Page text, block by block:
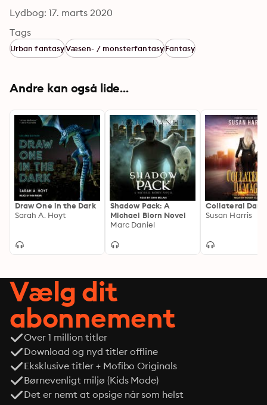
Lydbog: 17. marts 2020
Tags
Urban fantasyVæsen- / monsterfantasyFantasy
Andre kan også lide...
Draw One in the Dark
Sarah A. Hoyt
Shadow Pack: A
Michael Biorn Novel
Marc Daniel
Collateral
Susan Harris
Vælg dit
abonnement
Over 1 million titler
Download og nyd titler offline
Eksklusive titler + Mofibo Originals
Børnevenligt miljø (Kids Mode)
Det er nemt at opsige når som helst